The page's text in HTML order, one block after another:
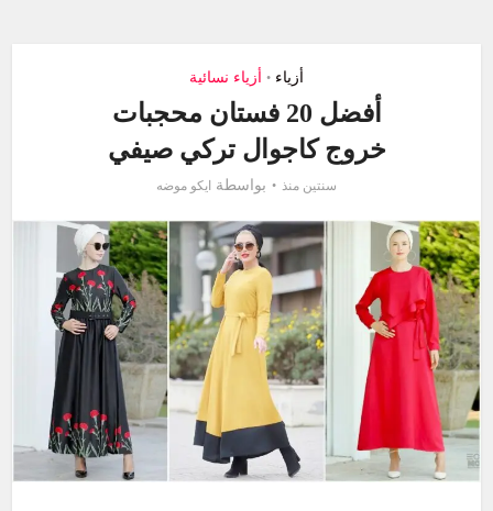
أزياء • أزياء نسائية
أفضل 20 فستان محجبات
خروج كاجوال تركي صيفي
سنتين منذ بواسطة ايكو موضه